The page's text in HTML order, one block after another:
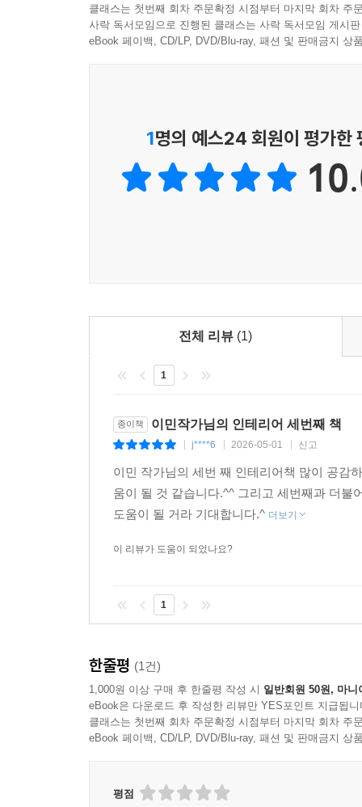
· 더 예측 불가능해진 시장
· “버는 것”이 아니라 “남기는 것”의 문제
『작은 가게, 돈 남기는 인테리어』는 단순한 기
특히 실제 사례와 경험을 바탕으로 한 내용은, 창
클래스는 첫번째 회차 주문확정 시점부터 마지막 회차 주
사락 독서모임으로 진행된 클래스는 사락 독서모임 게시
eBook 페이백, CD/LP, DVD/Blu-ray, 패션 및 판매금지 상
1명의 예스24 회원이 평가한
전체 리뷰 (1)
1
종이책 이민작가님의 인테리어 세번째 책
j****6 2026-05-01 신고
이민 작가님의 세번 째 인테리어책 많이 공감
움이 될 것 같습니다.^^ 그리고 세번째과 더불
도움이 될 거라 기대합니다.^ 더보기
이 리뷰가 도움이 되었나요?
1
한줄평 (1건)
1,000원 이상 구매 후 한줄평 작성 시 일반회원 50원, 마니
eBook은 다운로드 후 작성한 리뷰만 YES포인트 지급됩니
클래스는 첫번째 회차 주문확정 시점부터 마지막 회차 주
eBook 페이백, CD/LP, DVD/Blu-ray, 패션 및 판매금지 상
평점